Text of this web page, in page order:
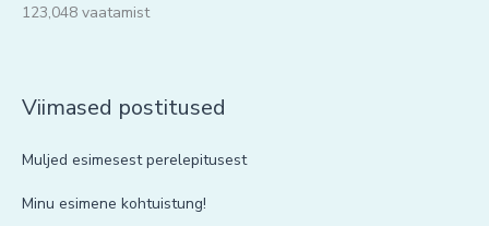
123,048 vaatamist
Viimased postitused
Muljed esimesest perelepitusest
Minu esimene kohtuistung!